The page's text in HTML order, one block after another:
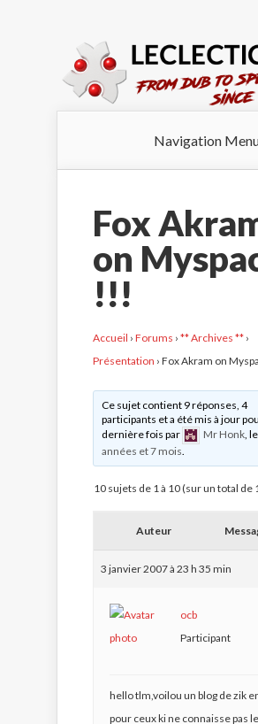
Navigation
Fox
on
!!!
Accueil › Forums › ** Archives ** ›
Présentation › Fox Akram on
Ce sujet contient 9 réponses, 4
participants et a été mis à jour
dernière fois par
Mr Honk ,
années et 7 mois
10 sujets de 1 à 10 (sur un total de
Auteur
3 janvier 2007 à 23 h 35 min
ocb
Participant
hello tlm,voilou un blog de zik
pour ceux ki ne connaisse pas